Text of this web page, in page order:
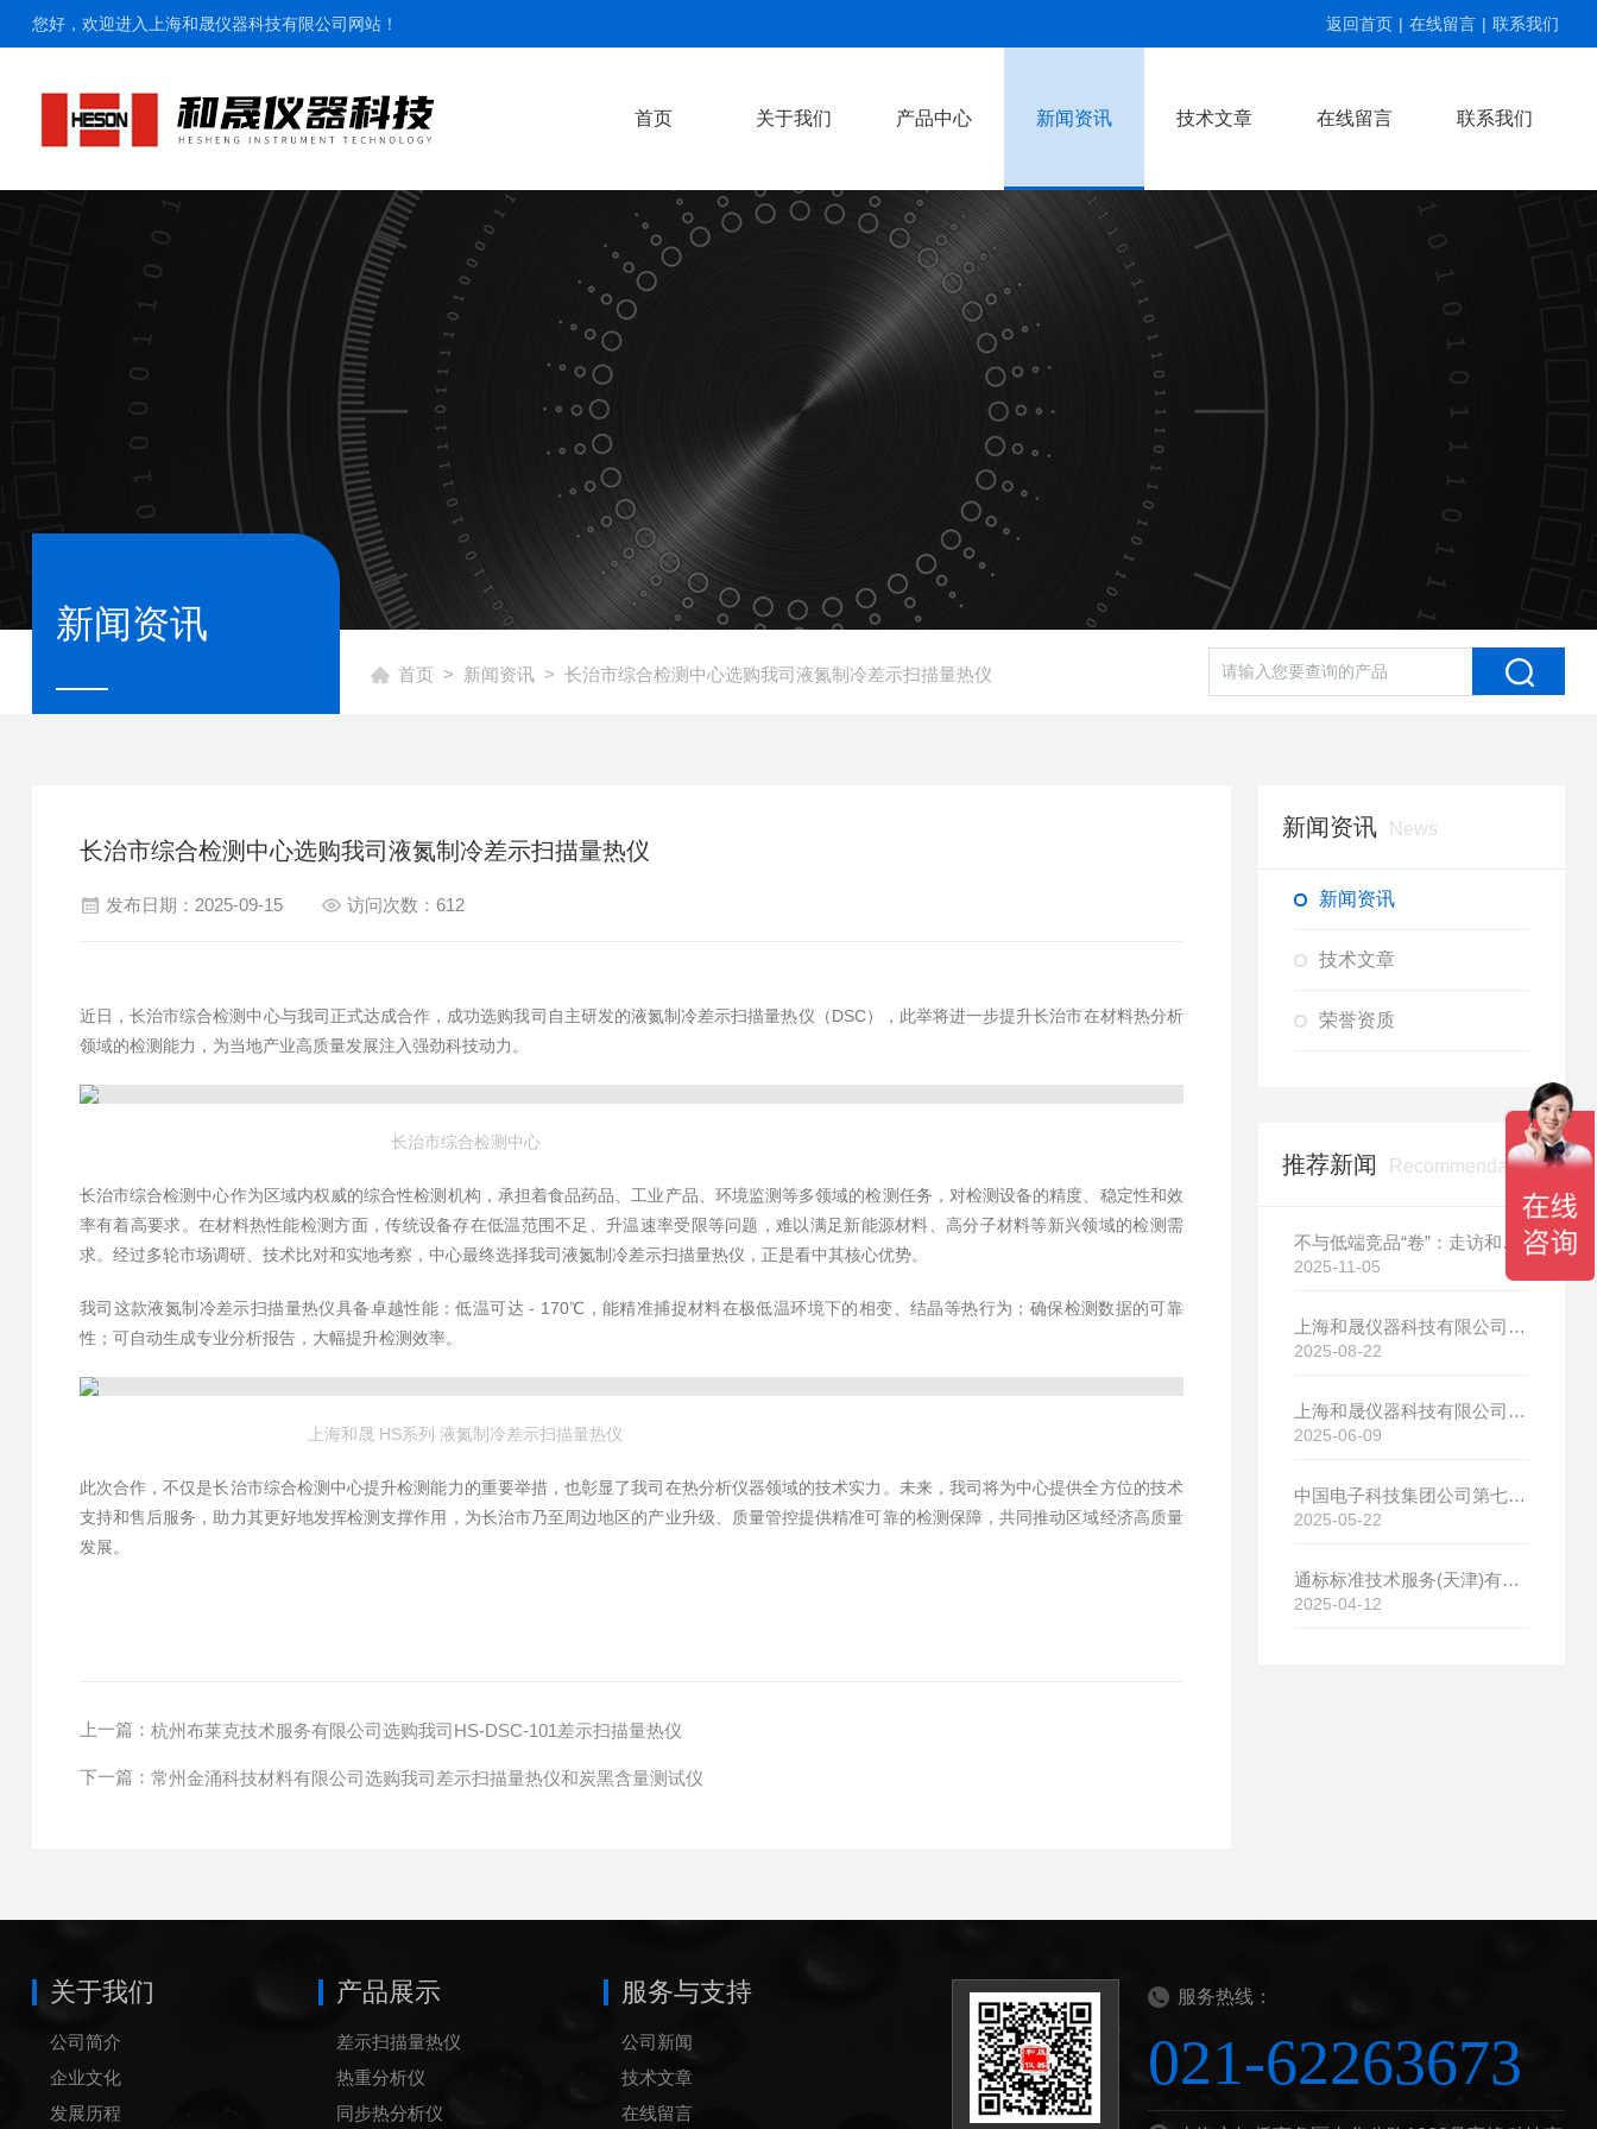
您好，欢迎进入上海和晟仪器科技有限公司网站！ 返回首页 | 在线留言 | 联系我们
首页 关于我们 产品中心 新闻资讯 技术文章 在线留言 联系我们
新闻资讯
首页 > 新闻资讯> 长治市综合检测中心选购我司液氮制冷差示扫描量热仪
长治市综合检测中心选购我司液氮制冷差示扫描量热仪
发布日期：2025-09-15 访问次数：612
近日，长治市综合检测中心与我司正式达成合作，成功选购我司自主研发的液氮制冷差示扫描量热仪（DSC），此举将进一步提升长治市在材料热分析
领域的检测能力，为当地产业高质量发展注入强劲科技动力。
长治市综合检测中心
长治市综合检测中心作为区域内权威的综合性检测机构，承担着食品药品、工业产品、环境监测等多领域的检测任务，对检测设备的精度、稳定性和效
率有着高要求。在材料热性能检测方面，传统设备存在低温范围不足、升温速率受限等问题，难以满足新能源材料、高分子材料等新兴领域的检测需
求。经过多轮市场调研、技术比对和实地考察，中心最终选择我司液氮制冷差示扫描量热仪，正是看中其核心优势。
我司这款液氮制冷差示扫描量热仪具备卓越性能：低温可达 - 170℃，能精准捕捉材料在极低温环境下的相变、结晶等热行为；确保检测数据的可靠
性；可自动生成专业分析报告，大幅提升检测效率。
上海和晟 HS系列 液氮制冷差示扫描量热仪
此次合作，不仅是长治市综合检测中心提升检测能力的重要举措，也彰显了我司在热分析仪器领域的技术实力。未来，我司将为中心提供全方位的技术
支持和售后服务，助力其更好地发挥检测支撑作用，为长治市乃至周边地区的产业升级、质量管控提供精准可靠的检测保障，共同推动区域经济高质量
发展。
上一篇： 杭州布莱克技术服务有限公司选购我司HS-DSC-101差示扫描量热仪
下一篇： 常州金涌科技材料有限公司选购我司差示扫描量热仪和炭黑含量测试仪
新闻资讯 News
新闻资讯
技术文章
荣誉资质
推荐新闻 Recommendation
不与低端竞品“卷”：走访和晟科技，探寻国产热分析如何行稳致远
2025-11-05
上海和晟仪器科技有限公司新厂开工大吉
2025-08-22
上海和晟仪器科技有限公司新厂开工大吉
2025-06-09
中国电子科技集团公司第七研究所选购我司差示扫描量热仪
2025-05-22
通标标准技术服务(天津)有限公司选购我司HS-DR-5导热系数测试仪
2025-04-12
关于我们
公司简介
企业文化
发展历程
产品展示
差示扫描量热仪
热重分析仪
同步热分析仪
服务与支持
公司新闻
技术文章
在线留言
服务热线：
021-62263673